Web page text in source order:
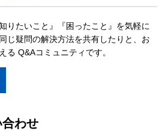
りたいこと』『困ったこと』を気軽に
じ疑問の解決方法を共有したりと、お
る Q&Aコミュニティです。
わせ